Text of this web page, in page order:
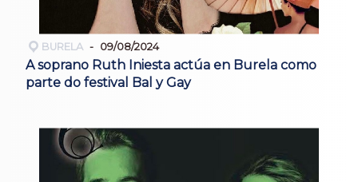
BURELA 09/08/2024
A soprano Ruth Iniesta actúa en Burela como
parte do festival Bal y Gay